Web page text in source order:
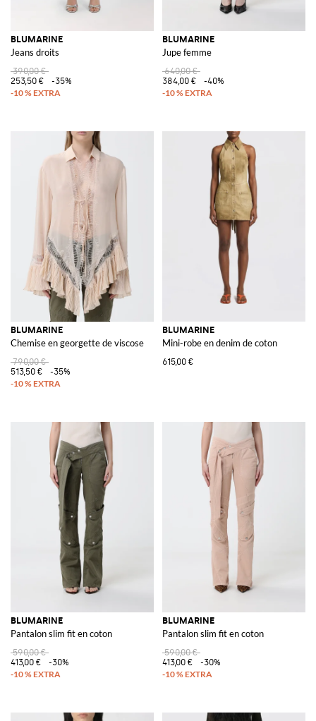
BLUMARINE
Jeans droits
390,00 €
253,50 €
-35%
BLUMARINE
Jupe femme
640,00 €
384,00 €
-40%
BLUMARINE
Chemise en georgette de viscose
790,00 €
513,50 €
-35%
BLUMARINE
Mini-robe en denim de coton
615,00 €
BLUMARINE
Pantalon slim fit en coton
590,00 €
413,00 €
-30%
BLUMARINE
Pantalon slim fit en coton
590,00 €
413,00 €
-30%